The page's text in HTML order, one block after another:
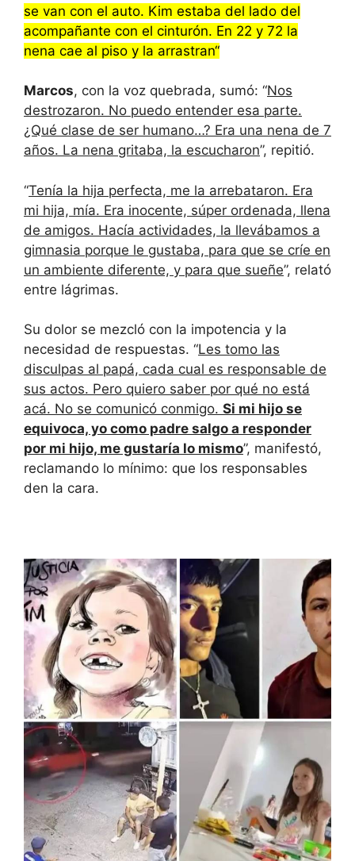
se van con el auto. Kim estaba del lado del
acompañante con el cinturón. En 22 y 72 la
nena cae al piso y la arrastran“
Marcos, con la voz quebrada, sumó: “Nos
destrozaron. No puedo entender esa parte.
¿Qué clase de ser humano…? Era una nena de 7
años. La nena gritaba, la escucharon”, repitió.
“Tenía la hija perfecta, me la arrebataron. Era
mi hija, mía. Era inocente, súper ordenada, llena
de amigos. Hacía actividades, la llevábamos a
gimnasia porque le gustaba, para que se críe en
un ambiente diferente, y para que sueñe”, relató
entre lágrimas.
Su dolor se mezcló con la impotencia y la
necesidad de respuestas. “Les tomo las
disculpas al papá, cada cual es responsable de
sus actos. Pero quiero saber por qué no está
acá. No se comunicó conmigo. Si mi hijo se
equivoca, yo como padre salgo a responder
por mi hijo, me gustaría lo mismo”, manifestó,
reclamando lo mínimo: que los responsables
den la cara.